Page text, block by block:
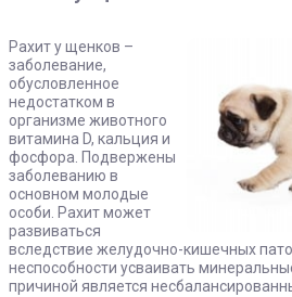
Рахит у щенков –
заболевание,
обусловленное
недостатком в
организме животного
витамина D, кальция и
фосфора. Подвержены
заболеванию в
основном молодые
особи. Рахит может
развиваться
вследствие желудочно-кишечных
неспособности усваивать
причиной является